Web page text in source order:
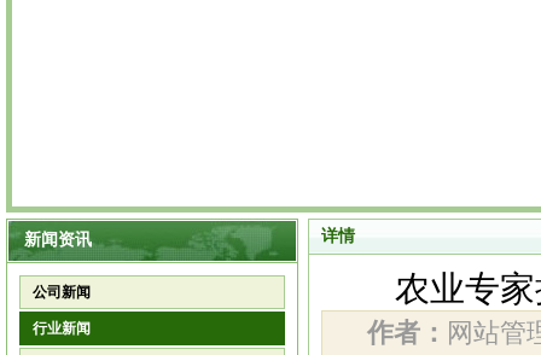
新闻资讯
公司新闻
行业新闻
详情
农业专
作者： 网站